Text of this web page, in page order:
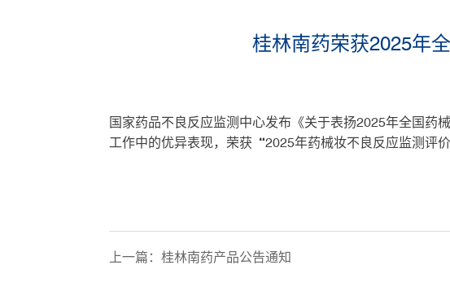
桂林南药荣获2025年
国家药品不良反应监测中心发布《关于表扬2025年全国药
工作中的优异表现，荣获“2025年药械妆不良反应监测评
上一篇：桂林南药产品公告通知